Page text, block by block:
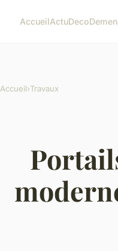
AccueilActuDeco
Accueil›Travaux